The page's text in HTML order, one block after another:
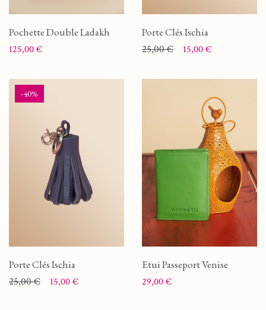
Pochette Double Ladakh
Prix
125,00 €
Porte Clés Ischia
Prix
Prix de base
25,00 € 15,00 €
-40%
Porte Clés Ischia
Prix
Prix de base
25,00 € 15,00 €
Etui Passeport Venise
Prix
29,00 €